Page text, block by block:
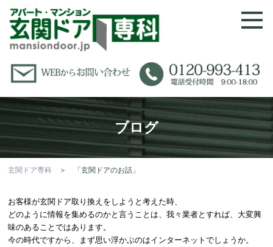
ブログ
玄関ドア専科 ＞ 「玄関ドアのお話」
お客様が玄関ドア取り換えをしようと考えた時、
どのように情報を集めるのかと言うことは、我々業者とすれば、大変興
味のあることではあります。
今の時代ですから、まず思い浮かぶのはインターネットでしょうか。